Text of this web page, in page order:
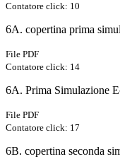
Contatore click: 10
6A. copertina prima
File PDF
Contatore click: 14
6A. Prima Simulazione
File PDF
Contatore click: 17
6B. copertina seconda